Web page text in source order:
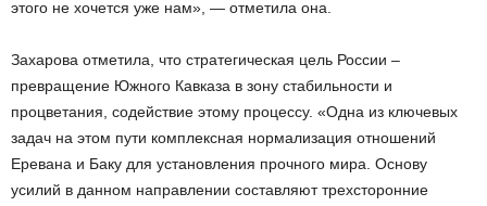
этого не хочется уже нам», — отметила она.
Захарова отметила, что стратегическая цель России –
превращение Южного Кавказа в зону стабильности и
процветания, содействие этому процессу. «Одна из ключевых
задач на этом пути комплексная нормализация отношений
Еревана и Баку для установления прочного мира. Основу
усилий в данном направлении составляют трехсторонние